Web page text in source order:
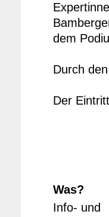
dem
Durch
Der
Was?
Info- und